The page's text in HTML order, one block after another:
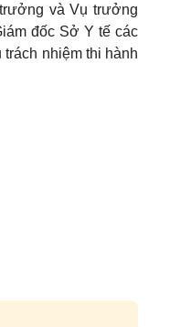
và Vụ trưởng
đốc Sở Y tế các
nhiệm thi hành